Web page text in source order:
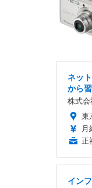
ネッ
から
株式会
東
月
正
イン